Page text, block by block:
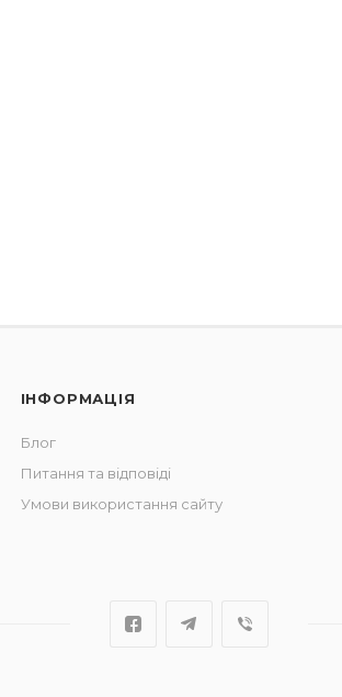
ІНФОРМАЦІЯ
Блог
Питання та відповіді
Умови використання сайту